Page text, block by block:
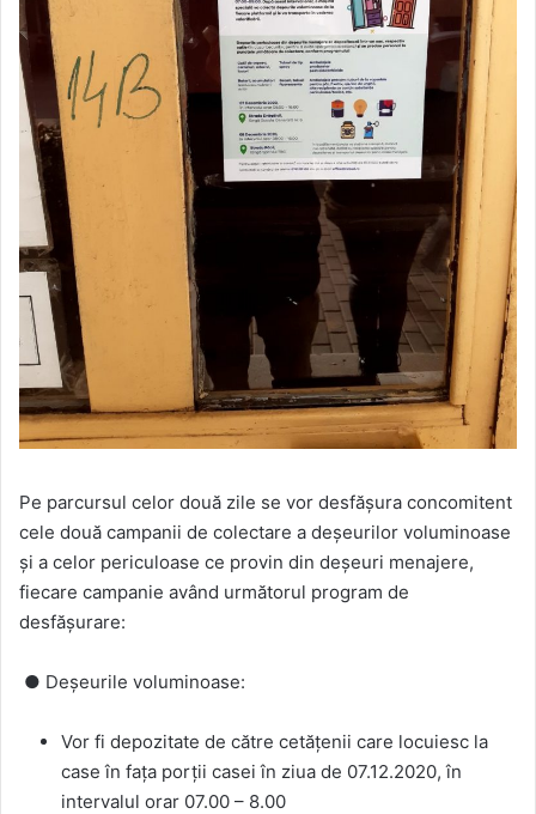
Pe parcursul celor două zile se vor desfășura concomitent
cele două campanii de colectare a deșeurilor voluminoase
și a celor periculoase ce provin din deșeuri menajere,
fiecare campanie având următorul program de
desfășurare:
● Deșeurile voluminoase:
Vor fi depozitate de către cetățenii care locuiesc la
case în fața porții casei în ziua de 07.12.2020, în
intervalul orar 07.00 – 8.00